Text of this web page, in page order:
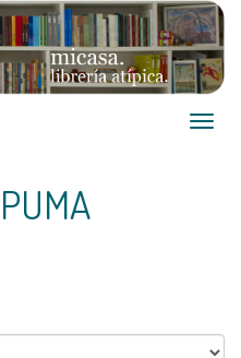
Toggle